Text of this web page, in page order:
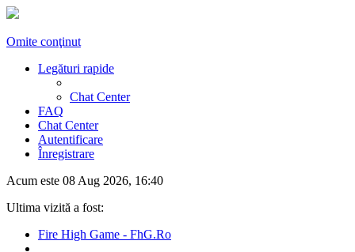
Omite conţinut
Legături rapide
Chat Center
FAQ
Chat Center
Autentificare
Înregistrare
Acum este 08 Aug 2026, 16:40
Ultima vizită a fost:
Fire High Game - FhG.Ro